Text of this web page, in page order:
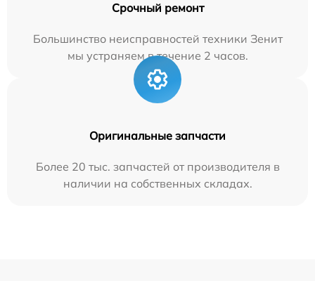
Срочный ремонт
Большинство неисправностей техники Зенит
мы устраняем в течение 2 часов.
Оригинальные запчасти
Более 20 тыс. запчастей от производителя в
наличии на собственных складах.